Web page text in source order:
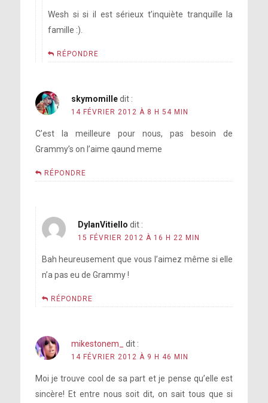
Wesh si si il est sérieux t’inquiète tranquille la
famille :).
RÉPONDRE
skymomille dit :
14 FÉVRIER 2012 À 8 H 54 MIN
C’est la meilleure pour nous, pas besoin de
Grammy’s on l’aime qaund meme
RÉPONDRE
DylanVitiello dit :
15 FÉVRIER 2012 À 16 H 22 MIN
Bah heureusement que vous l’aimez même si elle
n’a pas eu de Grammy !
RÉPONDRE
mikestonem_ dit :
14 FÉVRIER 2012 À 9 H 46 MIN
Moi je trouve cool de sa part et je pense qu’elle est
sincère! Et entre nous soit dit, on sait tous que si